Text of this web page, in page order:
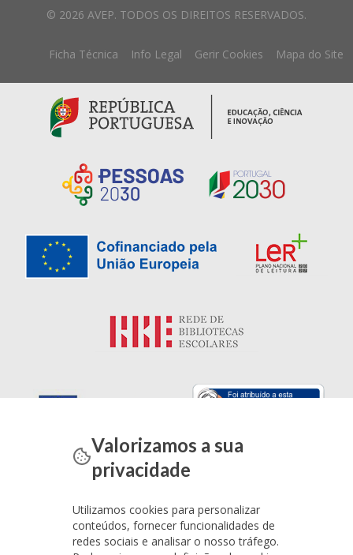
© 2026 AVEP. TODOS OS DIREITOS RESERVADOS.
Ficha Técnica Info Legal Gerir Cookies Mapa do Site
Valorizamos a sua
privacidade
Utilizamos cookies para personalizar
conteúdos, fornecer funcionalidades de
redes sociais e analisar o nosso tráfego.